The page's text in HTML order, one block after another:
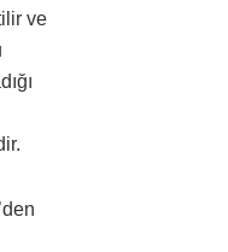
ve